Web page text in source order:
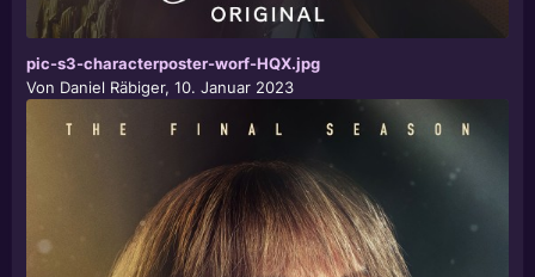
pic-s3-characterposter-worf-HQX.jpg
Von Daniel Räbiger, 10. Januar 2023